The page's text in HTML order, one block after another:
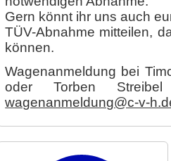
Gern könnt ihr uns auch
TÜV-Abnahme mitteilen,
können.
Wagenanmeldung bei
oder Torben
wagenanmeldung@c-v-